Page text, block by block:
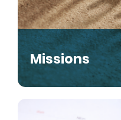
Missions